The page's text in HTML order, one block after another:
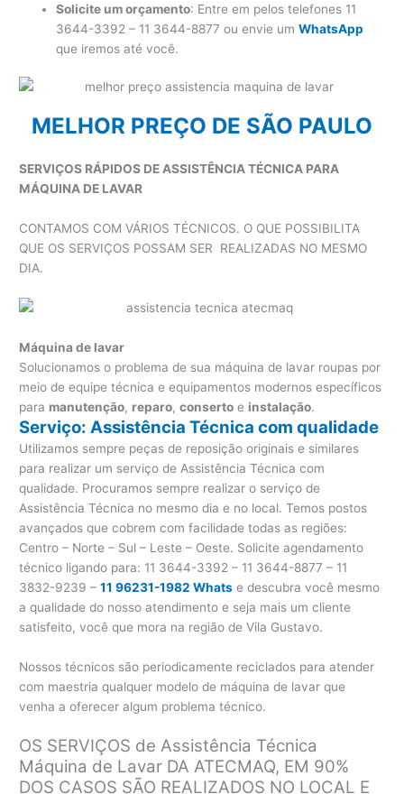
Solicite um orçamento: Entre em pelos telefones 11
3644-3392 – 11 3644-8877 ou envie umWhatsApp
que iremos até você.
MELHOR PREÇO DE SÃO PAULO
SERVIÇOS RÁPIDOS DE ASSISTÊNCIA TÉCNICA PARA
MÁQUINA DE LAVAR
CONTAMOS COM VÁRIOS TÉCNICOS. O QUE POSSIBILITA
QUE OS SERVIÇOS POSSAM SER REALIZADAS NO MESMO
DIA.
Máquina de lavar
Solucionamos o problema de sua máquina de lavar roupas por
meio de equipe técnica e equipamentos modernos específicos
para manutenção, reparo,conserto e instalação.
Serviço: Assistência Técnica com qualidade
Utilizamos sempre peças de reposição originais e similares
para realizar um serviço de Assistência Técnica com
qualidade. Procuramos sempre realizar o serviço de
Assistência Técnica no mesmo dia e no local. Temos postos
avançados que cobrem com facilidade todas as regiões:
Centro – Norte – Sul – Leste – Oeste. Solicite agendamento
técnico ligando para: 11 3644-3392 – 11 3644-8877 – 11
3832-9239 –11 96231-1982 Whats e descubra você mesmo
a qualidade do nosso atendimento e seja mais um cliente
satisfeito, você que mora na região de Vila Gustavo.
Nossos técnicos são periodicamente reciclados para atender
com maestria qualquer modelo de máquina de lavar que
venha a oferecer algum problema técnico.
OS SERVIÇOS de Assistência Técnica
Máquina de Lavar DA ATECMAQ, EM 90%
DOS CASOS SÃO REALIZADOS NO LOCAL E